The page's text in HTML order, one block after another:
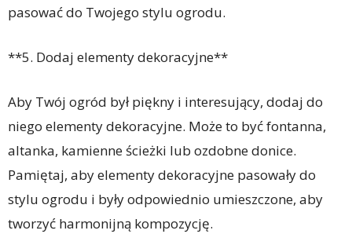
pasować do Twojego stylu ogrodu.
**5. Dodaj elementy dekoracyjne**
Aby Twój ogród był piękny i interesujący, dodaj do
niego elementy dekoracyjne. Może to być fontanna,
altanka, kamienne ścieżki lub ozdobne donice.
Pamiętaj, aby elementy dekoracyjne pasowały do
stylu ogrodu i były odpowiednio umieszczone, aby
tworzyć harmonijną kompozycję.